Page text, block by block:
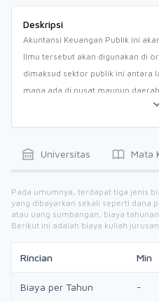
Deskripsi
Akuntansi Keuangan Publik ini
Ilmu tersebut akan digunakan di
dimaksud sektor publik ini antara
mana ada di pusat maupun
Lembaga Swadaya Masyarakat,
dengan sektor swasta. Lembaga
Universitas Mata
Pada umumnya, terdapat tiga jenis
yang dibayarkan sekali seperti dana
atau uang sumbangan, biaya
Berikut ini adalah biaya kuliah
Rincian Min
Biaya per Tahun -